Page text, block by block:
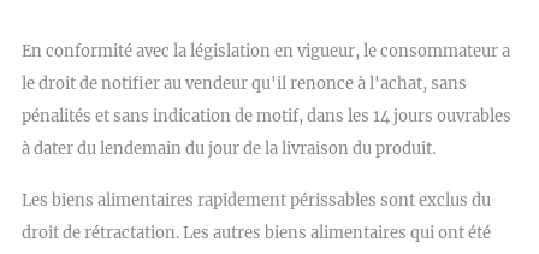
En conformité avec la législation en vigueur, le consommateur a
le droit de notifier au vendeur qu'il renonce à l'achat, sans
pénalités et sans indication de motif, dans les 14 jours ouvrables
à dater du lendemain du jour de la livraison du produit.
Les biens alimentaires rapidement périssables sont exclus du
droit de rétractation. Les autres biens alimentaires qui ont été